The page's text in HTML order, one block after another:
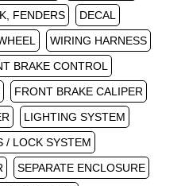
FENDERS
DECAL
WIRING HARNESS
BRAKE CONTROL
FRONT BRAKE CALIPER
LIGHTING SYSTEM
/ LOCK SYSTEM
SEPARATE ENCLOSURE